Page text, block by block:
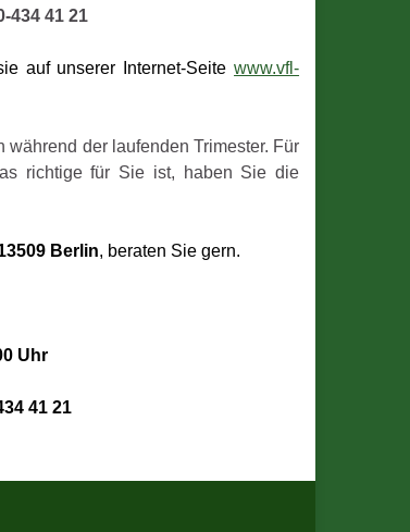
434 41 21
auf unserer Internet-Seitewww.vfl-
der laufenden Trimester. Für
richtige für Sie ist, haben Sie die
Berlin, beraten Sie gern.
Uhr
41 21